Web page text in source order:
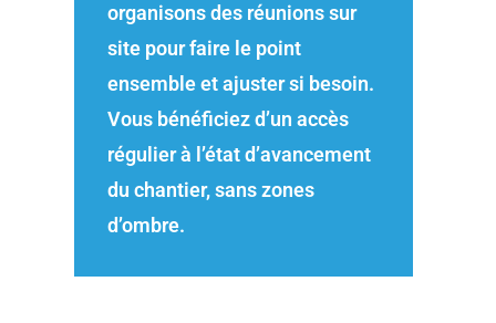
organisons des réunions sur
site pour faire le point
ensemble et ajuster si besoin.
Vous bénéficiez d’un accès
régulier à l’état d’avancement
du chantier, sans zones
d’ombre.